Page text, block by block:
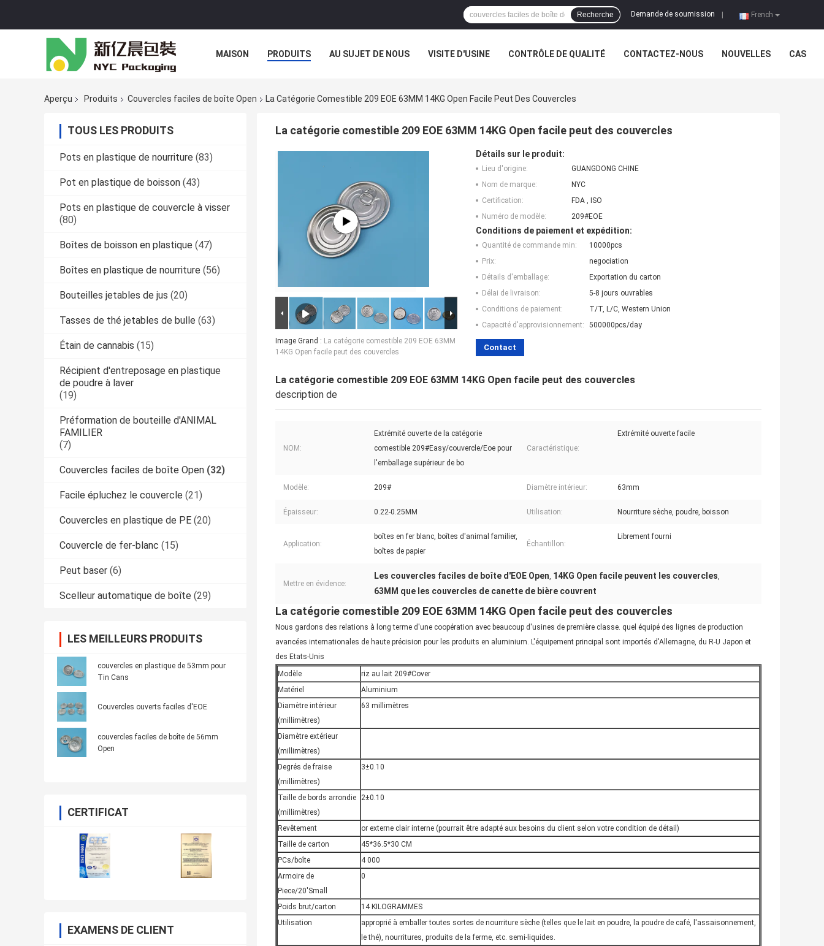
French
Demande de soumission
Recherche
MAISON PRODUITS AU SUJET DE NOUS VISITE D'USINE CONTRÔLE DE QUALITÉ CONTACTEZ-NOUS NOUVELLES CAS
Aperçu Produits Couvercles faciles de boîte Open La Catégorie Comestible 209 EOE 63MM 14KG Open Facile Peut Des Couvercles
TOUS LES PRODUITS
Pots en plastique de nourriture (83)
Pot en plastique de boisson (43)
Pots en plastique de couvercle à visser
(80)
Boîtes de boisson en plastique (47)
Boîtes en plastique de nourriture (56)
Bouteilles jetables de jus (20)
Tasses de thé jetables de bulle (63)
Étain de cannabis (15)
Récipient d'entreposage en plastique
de poudre à laver
(19)
Préformation de bouteille d'ANIMAL
FAMILIER
(7)
Couvercles faciles de boîte Open (32)
Facile épluchez le couvercle (21)
Couvercles en plastique de PE (20)
Couvercle de fer-blanc (15)
Peut baser (6)
Scelleur automatique de boîte (29)
LES MEILLEURS PRODUITS
couvercles en plastique de 53mm pour
Tin Cans
Couvercles ouverts faciles d'EOE
couvercles faciles de boîte de 56mm
Open
CERTIFICAT
EXAMENS DE CLIENT
La catégorie comestible 209 EOE 63MM 14KG Open facile peut des couvercles
Image Grand : La catégorie comestible 209 EOE 63MM
14KG Open facile peut des couvercles
Détails sur le produit:
Lieu d'origine:
GUANGDONG CHINE
Nom de marque:
NYC
Certification:
FDA , ISO
Numéro de modèle:
209#EOE
Conditions de paiement et expédition:
Quantité de commande min:
10000pcs
Prix:
negociation
Détails d'emballage:
Exportation du carton
Délai de livraison:
5-8 jours ouvrables
Conditions de paiement:
T/T, L/C, Western Union
Capacité d'approvisionnement:
500000pcs/day
Contact
La catégorie comestible 209 EOE 63MM 14KG Open facile peut des couvercles
description de
NOM:
Extrémité ouverte de la catégorie
comestible 209#Easy/couvercle/Eoe pour
l'emballage supérieur de bo
Caractéristique:
Extrémité ouverte facile
Modèle: 209# Diamètre intérieur: 63mm
Épaisseur: 0.22-0.25MM Utilisation: Nourriture sèche, poudre, boisson
Application:
boîtes en fer blanc, boîtes d'animal familier,
boîtes de papier
Échantillon:
Librement fourni
Mettre en évidence:
Les couvercles faciles de boîte d'EOE Open, 14KG Open facile peuvent les couvercles,
63MM que les couvercles de canette de bière couvrent
La catégorie comestible 209 EOE 63MM 14KG Open facile peut des couvercles
Nous gardons des relations à long terme d'une coopération avec beaucoup d'usines de première classe. quel équipé des lignes de production
avancées internationales de haute précision pour les produits en aluminium. L'équipement principal sont importés d'Allemagne, du R-U Japon et
des Etats-Unis
Modèle
riz au lait 209#Cover
Matériel
Aluminium
Diamètre intérieur
(millimètres)
63 millimètres
Diamètre extérieur
(millimètres)
Degrés de fraise
(millimètres)
3±0.10
Taille de bords arrondie
(millimètres)
2±0.10
Revêtement
or externe clair interne (pourrait être adapté aux besoins du client selon votre condition de détail)
Taille de carton
45*36.5*30 CM
PCs/boîte
4 000
Armoire de
Piece/20'Small
0
Poids brut/carton
14 KILOGRAMMES
Utilisation
approprié à emballer toutes sortes de nourriture sèche (telles que le lait en poudre, la poudre de café, l'assaisonnement,
le thé), nourritures, produits de la ferme, etc. semi-liquides.